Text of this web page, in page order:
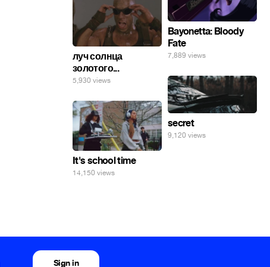
Bayonetta: Bloody
Fate
7,889 views
луч солнца
золотого...
5,930 views
secret
9,120 views
It's school time
14,150 views
Sign in